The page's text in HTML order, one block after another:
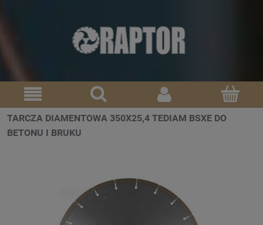
TARCZA DIAMENTOWA 350X25,4 TEDIAM BSXE DO
BETONU I BRUKU